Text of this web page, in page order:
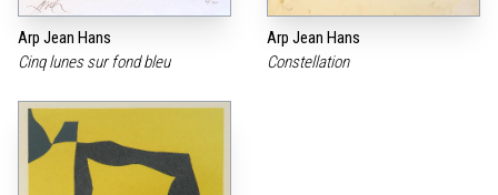
Arp Jean Hans
Cinq lunes sur fond bleu
Arp Jean Hans
Constellation